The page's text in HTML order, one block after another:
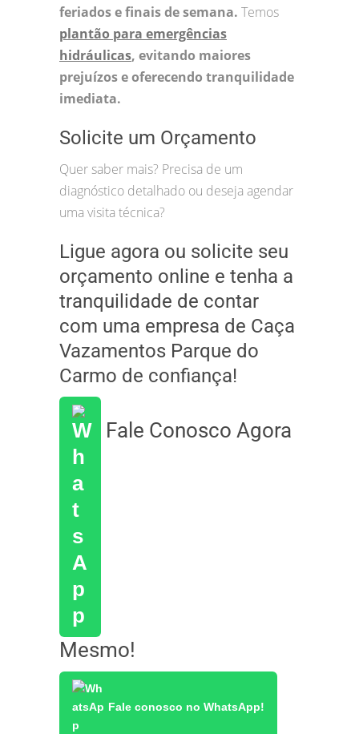
feriados e finais de semana. Temos
plantão para emergências
hidráulicas, evitando maiores
prejuízos e oferecendo tranquilidade
imediata.
Solicite um Orçamento
Quer saber mais? Precisa de um
diagnóstico detalhado ou deseja agendar
uma visita técnica?
Ligue agora ou solicite seu
orçamento online e tenha a
tranquilidade de contar
com uma empresa de Caça
Vazamentos Parque do
Carmo de confiança!
Fale Conosco Agora
Mesmo!
Fale conosco no WhatsApp!